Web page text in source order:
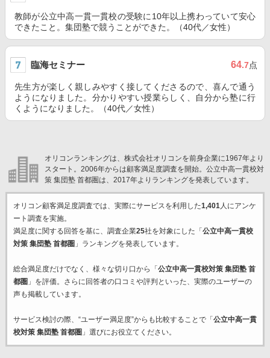
教師が公立中高一貫一貫校の受験に10年以上携わっていて安心
できたこと。集団塾で競うことができた。（40代／女性）
臨海セミナー 64.7点
先生方が楽しく親しみやすく接してくださるので、喜んで通う
ようになりました。分かりやすい授業らしく、自分から塾に行
くようになりました。（40代／女性）
オリコンランキングは、株式会社オリコンを前身企業に1967年より
スタート。2006年からは顧客満足度調査を開始。公立中高一貫校対
策 集団塾 首都圏は、2017年よりランキングを発表しています。
オリコン顧客満足度調査では、実際にサービスを利用した1,401人にアンケ
ート調査を実施。
満足度に関する回答を基に、調査企業25社を対象にした「 公立中高一貫校
対策 集団塾 首都圏 」ランキングを発表しています。
総合満足度だけでなく、様々な切り口から「 公立中高一貫校対策 集団塾 首
都圏 」を評価。さらに回答者の口コミや評判といった、実際のユーザーの
声も掲載しています。
サービス検討の際、“ユーザー満足度”からも比較することで「 公立中高一貫
校対策 集団塾 首都圏 」選びにお役立てください。